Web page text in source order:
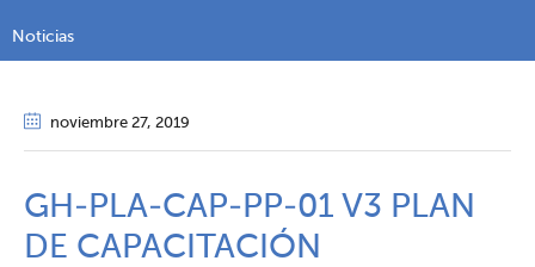
Noticias
noviembre 27, 2019
GH-PLA-CAP-PP-01 V3 PLAN
DE CAPACITACIÓN